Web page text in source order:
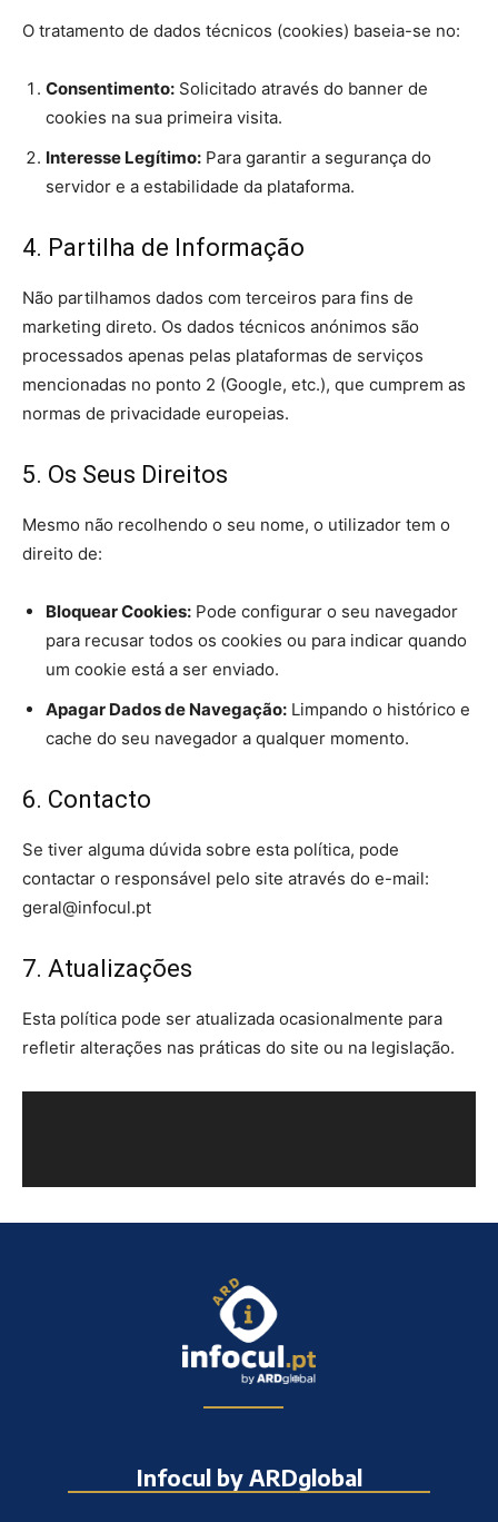
O tratamento de dados técnicos (cookies) baseia-se no:
Consentimento: Solicitado através do banner de
cookies na sua primeira visita.
Interesse Legítimo: Para garantir a segurança do
servidor e a estabilidade da plataforma.
4. Partilha de Informação
Não partilhamos dados com terceiros para fins de
marketing direto. Os dados técnicos anónimos são
processados apenas pelas plataformas de serviços
mencionadas no ponto 2 (Google, etc.), que cumprem as
normas de privacidade europeias.
5. Os Seus Direitos
Mesmo não recolhendo o seu nome, o utilizador tem o
direito de:
Bloquear Cookies: Pode configurar o seu navegador
para recusar todos os cookies ou para indicar quando
um cookie está a ser enviado.
Apagar Dados de Navegação: Limpando o histórico e
cache do seu navegador a qualquer momento.
6. Contacto
Se tiver alguma dúvida sobre esta política, pode
contactar o responsável pelo site através do e-mail:
geral@infocul.pt
7. Atualizações
Esta política pode ser atualizada ocasionalmente para
refletir alterações nas práticas do site ou na legislação.
Infocul by ARDglobal